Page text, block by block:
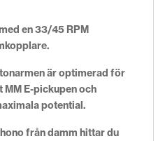
en 33/45 RPM
är optimerad för
E-pickupen och
potential.
från damm hittar du